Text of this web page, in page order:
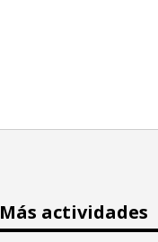
Más actividades